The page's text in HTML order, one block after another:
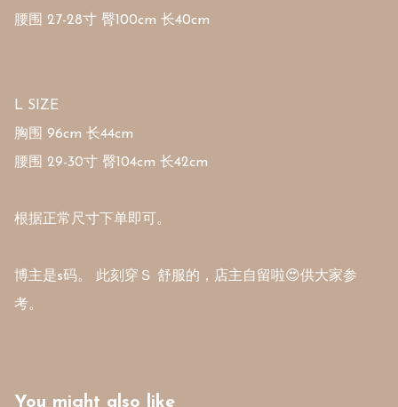
腰围 27-28寸 臀100cm 长40cm
L SIZE
胸围 96cm 长44cm
腰围 29-30寸 臀104cm 长42cm
根据正常尺寸下单即可。
博主是s码。 此刻穿Ｓ 舒服的，店主自留啦😍供大家参
考。
You might also like